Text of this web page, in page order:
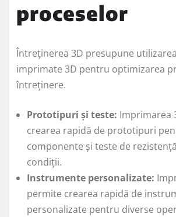
proceselor
Întreținerea 3D presupune
imprimate 3D pentru optimizarea
întreținere.
Prototipuri și teste: Imprimarea
crearea rapidă de prototipuri
componente și teste de
condiții.
Instrumente personalizate:
permite crearea rapidă de
personalizate pentru diverse